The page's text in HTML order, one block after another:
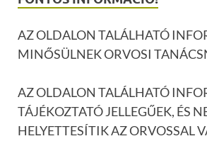
AZ OLDALON TALÁLHATÓ
MINŐSÜLNEK ORVOSI
AZ OLDALON TALÁLHATÓ
TÁJÉKOZTATÓ JELLEGŰEK, ÉS
HELYETTESÍTIK AZ ORVOSSAL